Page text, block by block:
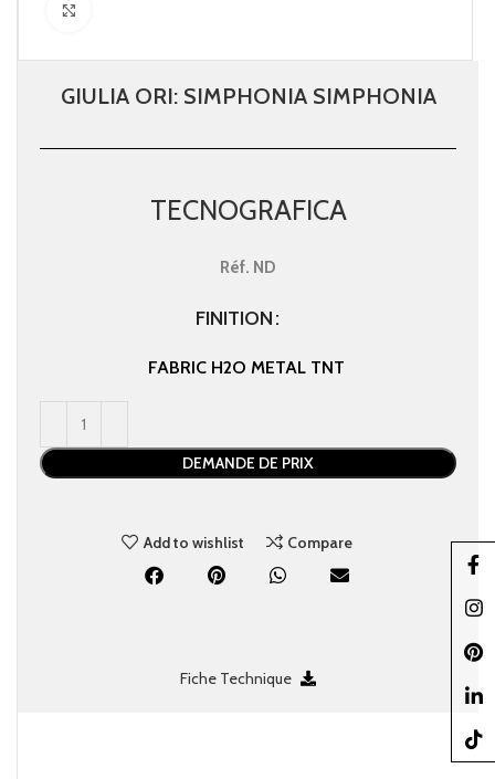
GIULIA ORI: SIMPHONIA SIMPHONIA
TECNOGRAFICA
Réf. ND
FINITION
FABRIC H2O METAL TNT
DEMANDE DE PRIX
Add to wishlist Compare
Fiche Technique